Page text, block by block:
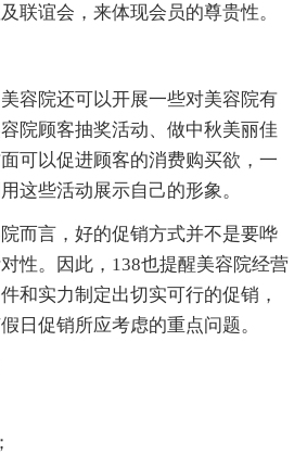
联谊会，来体现会员的尊贵性。
容院还可以开展一些对美容院有
院顾客抽奖活动、做中秋美丽佳
可以促进顾客的消费购买欲，一
这些活动展示自己的形象。
而言，好的促销方式并不是要哗
性。因此，138也提醒美容院经营
和实力制定出切实可行的促销，
日促销所应考虑的重点问题。